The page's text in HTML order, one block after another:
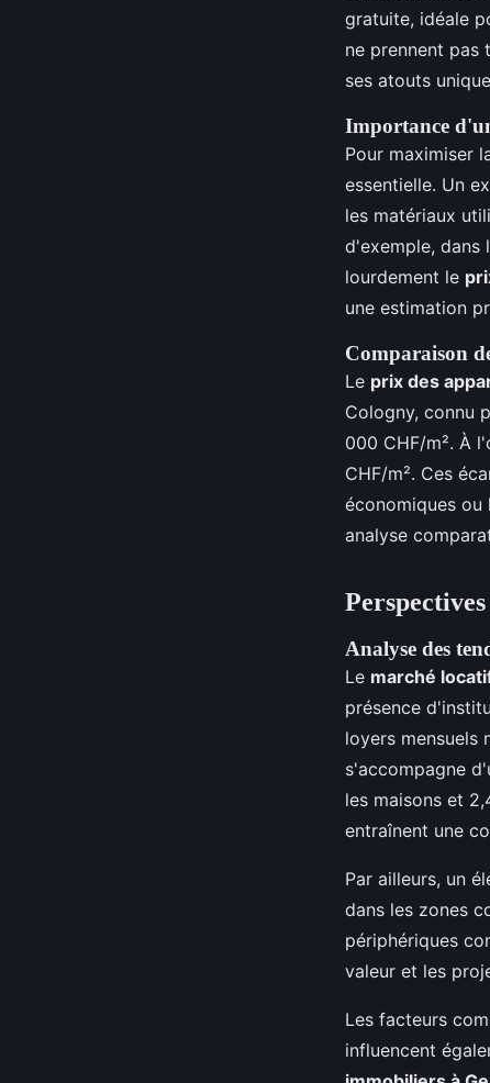
gratuite, idéale
ne prennent pas
ses atouts
Importance
Pour maximiser
essentielle. Un
les matériaux
d'exemple, dans
lourdement le
une estimation
Comparaison
Le prix des
Cologny, connu
000 CHF/m². À
CHF/m². Ces
économiques ou
analyse
Analyse des
Le marché
présence
loyers mensuels
s'accompagne
les maisons et
entraînent une
Par ailleurs, un
dans les zones
périphériques
valeur et les
Les facteurs
influencent